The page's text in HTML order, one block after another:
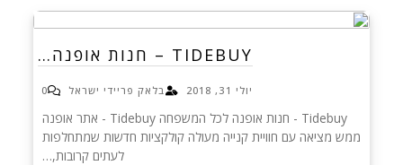
TIDEBUY – חנות אופנה…
יולי 31, 2018 בלאק פריידי ישראל 0
Tidebuy - חנות אופנה לכל המשפחה Tidebuy - אתר אופנה
ממש מציאה עם חוויית קנייה מעולה קולקציות חדשות שמתחלפות
לעתים קרובות,…